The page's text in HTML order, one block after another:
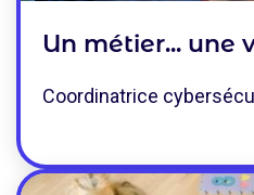
Un métier... une
Coordinatrice